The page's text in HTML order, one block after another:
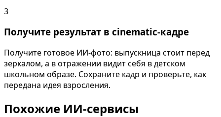
3
Получите результат в cinematic-кадре
Получите готовое ИИ-фото: выпускница стоит перед
зеркалом, а в отражении видит себя в детском
школьном образе. Сохраните кадр и проверьте, как
передана идея взросления.
Похожие ИИ-сервисы